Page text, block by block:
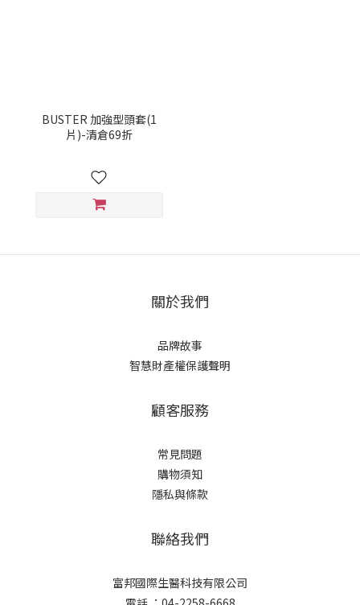
BUSTER 加強型頭套(1
片)-清倉69折
關於我們
品牌故事
智慧財產權保護聲明
顧客服務
常見問題
購物須知
隱私與條款
聯絡我們
富邦國際生醫科技有限公司